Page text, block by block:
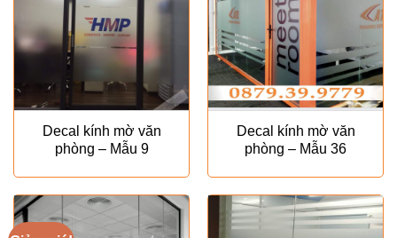
Decal kính mờ văn
phòng – Mẫu 9
Decal kính mờ văn
phòng – Mẫu 36